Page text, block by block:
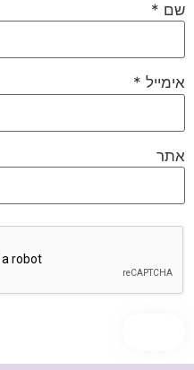
שם *
אימייל *
אתר